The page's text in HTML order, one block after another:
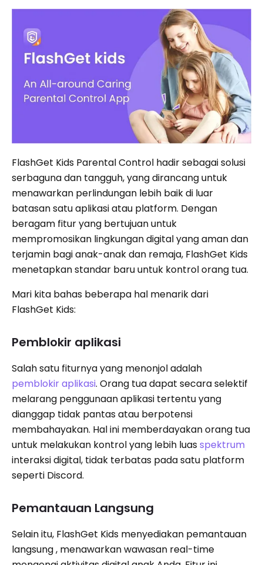
FlashGet Kids Parental Control hadir sebagai solusi
serbaguna dan tangguh, yang dirancang untuk
menawarkan perlindungan lebih baik di luar
batasan satu aplikasi atau platform. Dengan
beragam fitur yang bertujuan untuk
mempromosikan lingkungan digital yang aman dan
terjamin bagi anak-anak dan remaja, FlashGet Kids
menetapkan standar baru untuk kontrol orang tua.
Mari kita bahas beberapa hal menarik dari
FlashGet Kids:
Pemblokir aplikasi
Salah satu fiturnya yang menonjol adalah
pemblokir aplikasi. Orang tua dapat secara selektif
melarang penggunaan aplikasi tertentu yang
dianggap tidak pantas atau berpotensi
membahayakan. Hal ini memberdayakan orang tua
untuk melakukan kontrol yang lebih luasspektrum
interaksi digital, tidak terbatas pada satu platform
seperti Discord.
Pemantauan Langsung
Selain itu, FlashGet Kids menyediakan pemantauan
langsung , menawarkan wawasan real-time